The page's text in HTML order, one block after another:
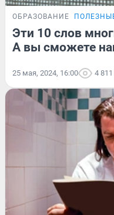
ОБРАЗОВАНИЕ
Эти 10 слов
А вы сможете
25 мая, 2024, 16:00 4 811